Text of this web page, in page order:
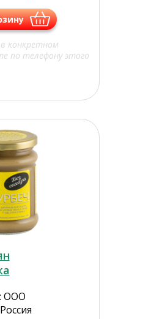
конкретном
по телефону этого
ООО